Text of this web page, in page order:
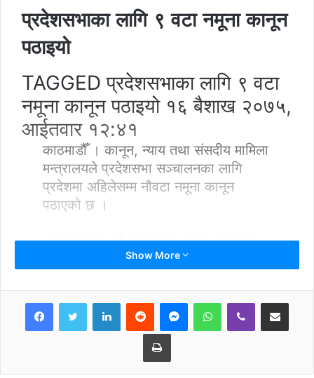
प्रदेशसभाका लागि ९ वटा नमूना कानून
पठाइयो
TAGGEDप्रदेशसभाका लागि ९ वटा
नमूना कानून पठाइयो १६ बैशाख २०७५,
आईतवार १२:४१
काठमाडौँ । कानून, न्याय तथा संसदीय मामिला
मन्त्रालयले प्रदेशसभा सञ्चालनका लागि
प्रदेशमा अहिलेसम्म नौवटा नमूना कानून
पठाएको छ ।
मन्त्रालयका तर्जुमा शाखाका शाखा अधिकृत
प्रकाश न्यौपानका अनुसार मुख्यमन्त्री र
व्यवस्था गर्न बनेको विधेयक, प्रदेशसभाका
पदाधिकारी तथा सदस्यको पारिश्रमिक तथा
सुविधा सम्बन्धमा व्यवस्था गर्न बनेको विधेयक,
प्रदेशसभा सचिवालय सम्बन्धमा व्यवस्था गर्न
Show More
LinkedInReddit MessengerWhatsAppViber Share via Email
Print